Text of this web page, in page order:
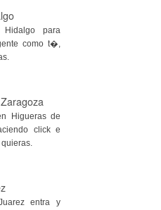
para
como t�,
Higueras de
click e
entra y